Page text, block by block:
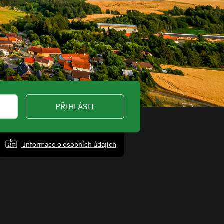
PŘIHLÁSIT
Informace o osobních údajích